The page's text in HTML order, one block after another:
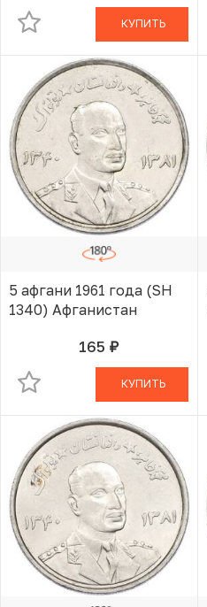
КУПИТЬ
5 афгани 1961 года (SH
1340) Афганистан
165 руб.В КОРЗИНЕ
КУПИТЬ